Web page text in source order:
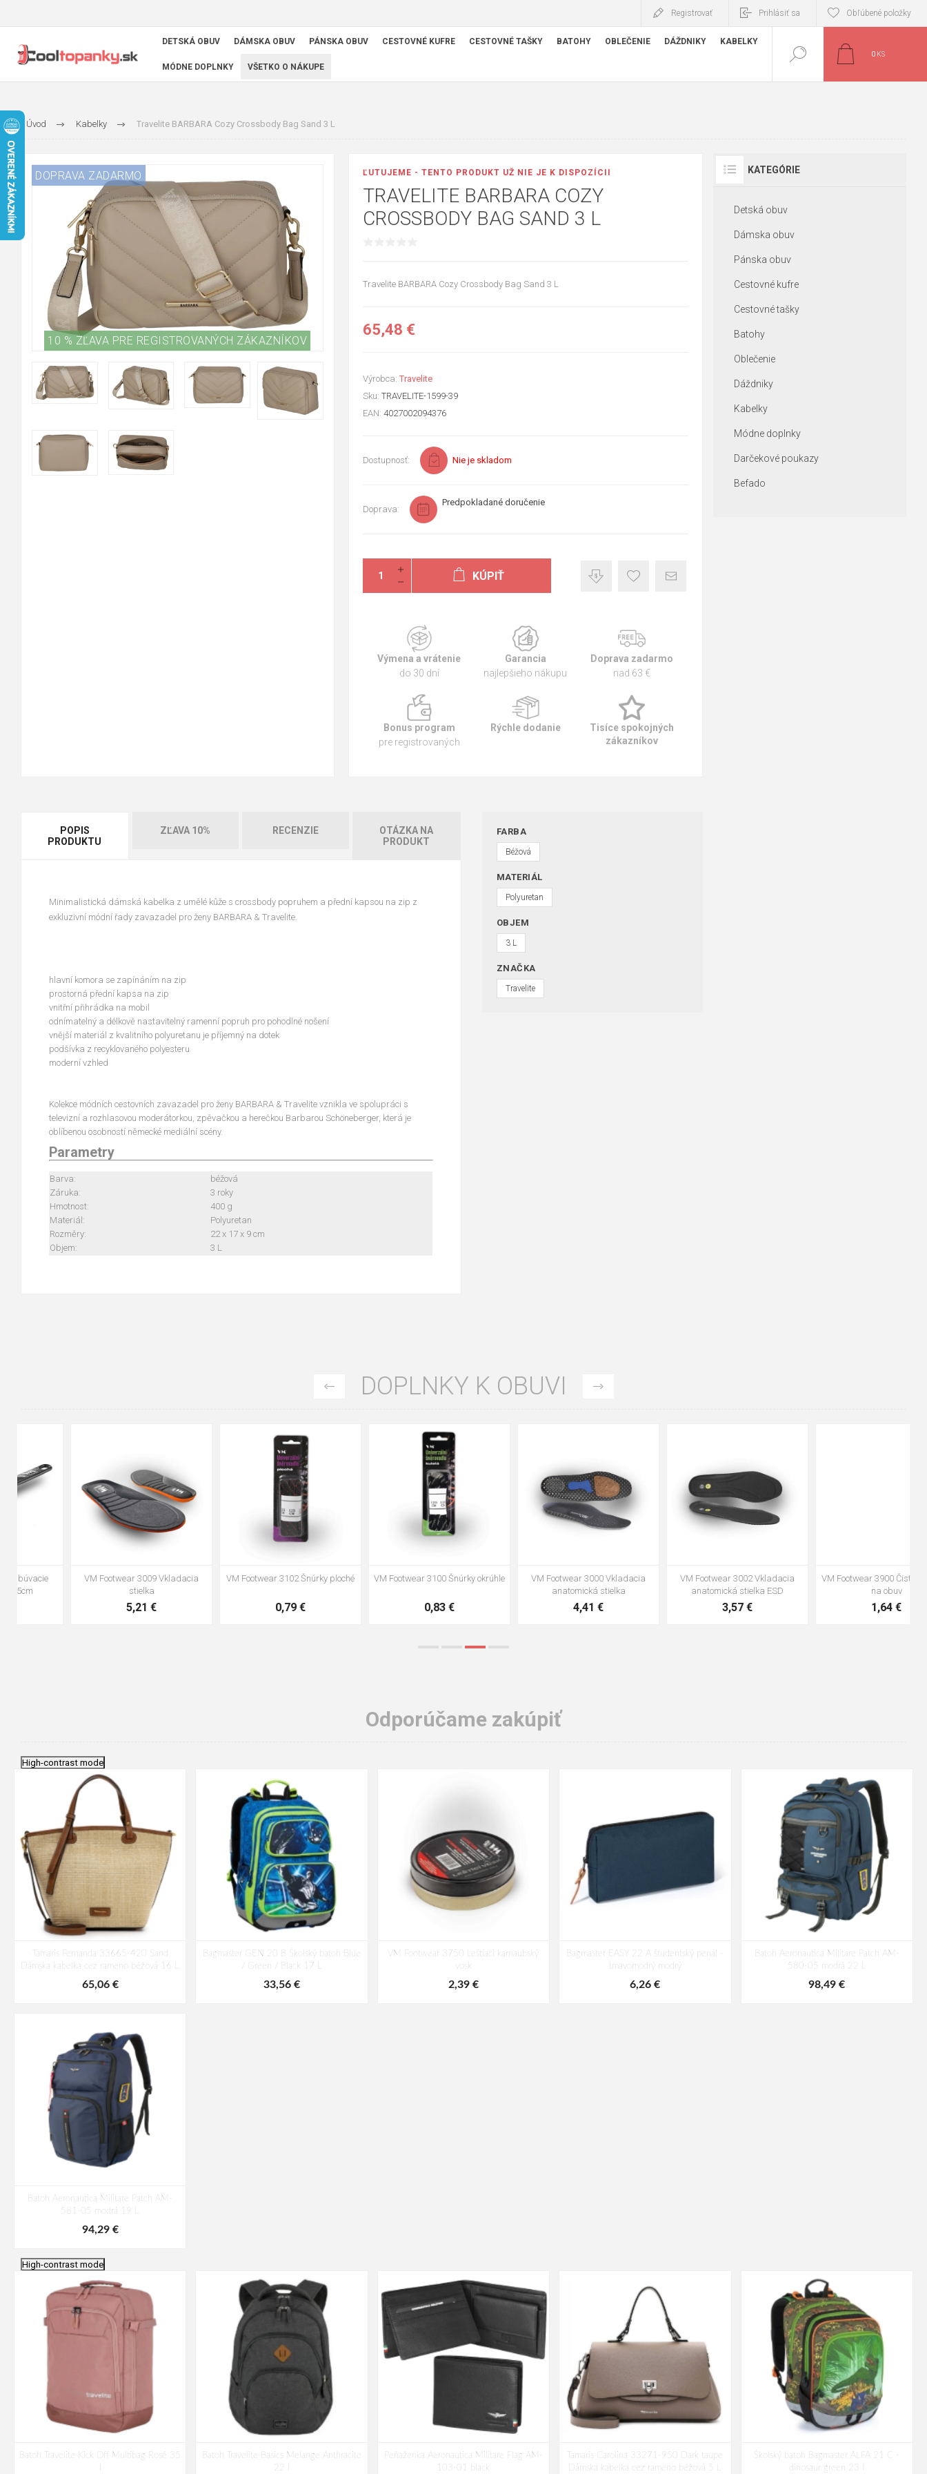
Registrovať Prihlásiť sa Obľúbené položky
DETSKÁ OBUV DÁMSKA OBUV PÁNSKA OBUV CESTOVNÉ KUFRE CESTOVNÉ TAŠKY BATOHY OBLEČENIE DÁŽDNIKY KABELKY
MÓDNE DOPLNKY VŠETKO O NÁKUPE
0 KS
Úvod Kabelky Travelite BARBARA Cozy Crossbody Bag Sand 3 L
DOPRAVA ZADARMO
10 % ZĽAVA PRE REGISTROVANÝCH ZÁKAZNÍKOV
ĽUTUJEME - TENTO PRODUKT UŽ NIE JE K DISPOZÍCII
TRAVELITE BARBARA COZY
CROSSBODY BAG SAND 3 L
Travelite BARBARA Cozy Crossbody Bag Sand 3 L
65,48 €
Výrobca: Travelite
Sku: TRAVELITE-1599-39
EAN: 4027002094376
Dostupnosť: Nie je skladom
Doprava:
Predpokladané doručenie
KÚPIŤ
Výmena a vrátenie
do 30 dní
Garancia
najlepšieho nákupu
Doprava zadarmo
nad 63 €
Bonus program
pre registrovaných
Rýchle dodanie
Tisíce spokojných
zákazníkov
POPIS
PRODUKTU
ZĽAVA 10% RECENZIE
OTÁZKA NA
PRODUKT
Minimalistická dámská kabelka z umělé kůže s crossbody popruhem a přední kapsou na zip z
exkluzivní módní řady zavazadel pro ženy BARBARA & Travelite.
hlavní komora se zapínáním na zip
prostorná přední kapsa na zip
vnitřní přihrádka na mobil
odnímatelný a délkově nastavitelný ramenní popruh pro pohodlné nošení
vnější materiál z kvalitního polyuretanu je příjemný na dotek
podšívka z recyklovaného polyesteru
moderní vzhled
Kolekce módních cestovních zavazadel pro ženy BARBARA & Travelite vznikla ve spolupráci s
televizní a rozhlasovou moderátorkou, zpěvačkou a herečkou Barbarou Schöneberger, která je
oblíbenou osobností německé mediální scény.
Parametry
Barva:
béžová
Záruka:
3 roky
Hmotnost:
400 g
Materiál:
Polyuretan
Rozměry:
22 x 17 x 9 cm
Objem:
3 L
FARBA
Béžová
MATERIÁL
Polyuretan
OBJEM
3 L
ZNAČKA
Travelite
KATEGÓRIE
Detská obuv
Dámska obuv
Pánska obuv
Cestovné kufre
Cestovné tašky
Batohy
Oblečenie
Dáždniky
Kabelky
Módne doplnky
Darčekové poukazy
Befado
DOPLNKY K OBUVI
VM Footwear 3100 Šnúrky okrúhle
VM Footwear 3000 Vkladacia
39
40
VM Footwear 3002 Vkladacia
43
VM Footwear 3900 Čistiaca huba
na obuv
VM Footwear 3600 Impregnace
water stop
Vložka Bennon ABSORBA XTR
Odporúčame zakúpiť
High-contrast mode
Tamaris Fernanda 33665-420 Sand
Dámska kabelka cez rameno béžová 16 L
65,06 €
Bagmaster GEN 20 B Školský batoh Blue
/ Green / Black 17 L
33,56 €
VM Footwear 3750 Leštiaci karnaubský
vosk
2,39 €
Bagmaster EASY 22 A študentský penál -
tmavomodrý modrý
6,26 €
Batoh Aeronautica Militare Patch AM-
580-05 modrá 22 L
98,49 €
Batoh Aeronautica Militare Patch AM-
581-05 modrá 19 L
94,29 €
High-contrast mode
Batoh Travelite Kick Off Multibag Rosé 35
Batoh Travelite Basics Melange Anthracite
22 l
Peňaženka Aeronautica Militare Flag AM-
103-01 black
Tamaris Carolina 33271-950 Dark taupe
Dámska kabelka cez rameno béžová 5 L
Školský batoh Bagmaster ALFA 21 C -
dinosaur green 23 l